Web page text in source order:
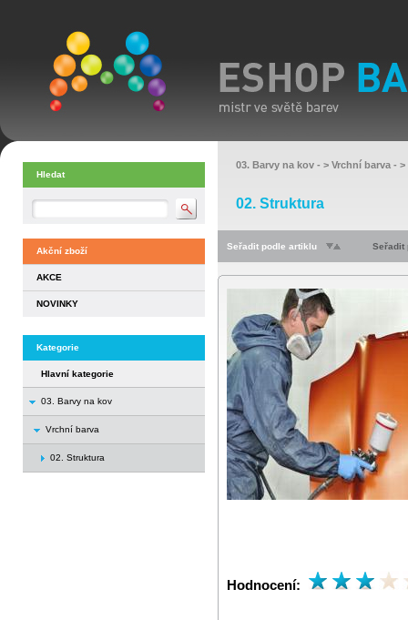
Hledat
Akční zboží
AKCE
NOVINKY
Kategorie
Hlavní kategorie
03. Barvy na kov
Vrchní barva
02. Struktura
03. Barvy na kov - > Vrchní barva - >
02. Struktura
Seřadit podle artiklu Seřadit
Hodnocení: